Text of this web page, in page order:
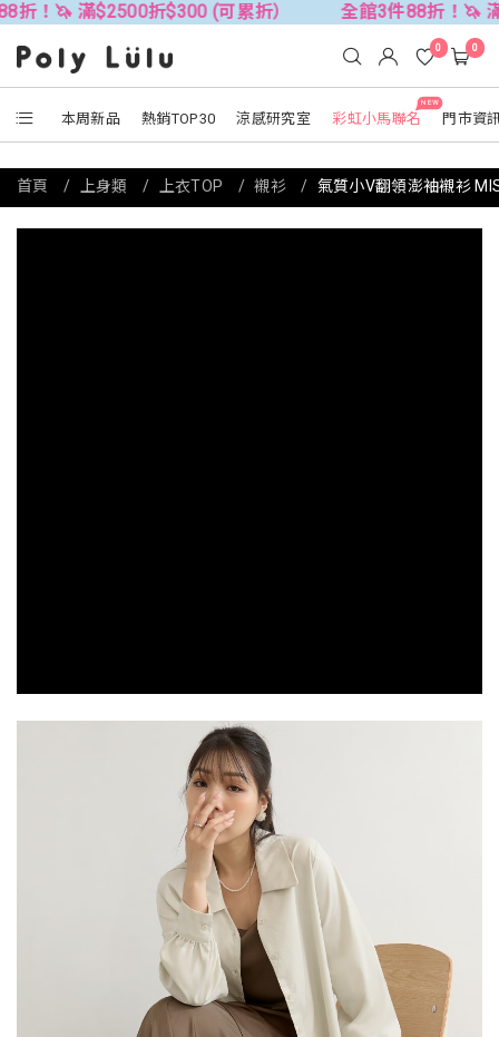
折$300 (可累折） 全館3件88折！🦄 滿$2500折
本周新品 熱銷TOP30 涼感研究室
NEW
彩虹小馬聯名 門市資
0 0
首頁 上身類 上衣TOP 襯衫 氣質小V翻領澎袖襯衫